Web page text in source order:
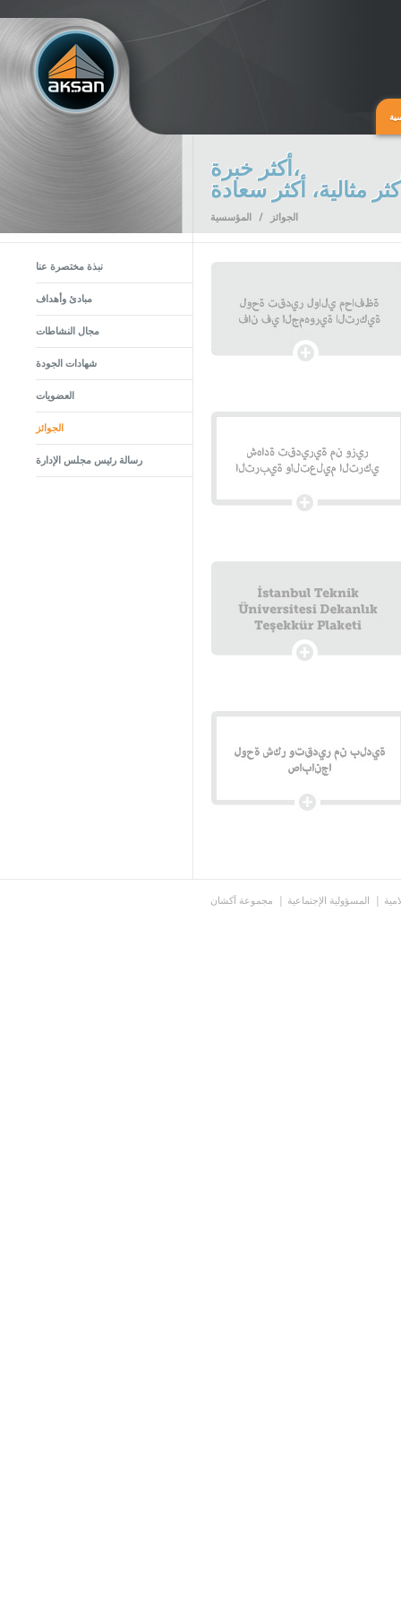
نبذة مختصرة عنا
مبادئ وأهداف
مجال النشاطات
شهادات الجودة
العضويات
الجوائز
رسالة رئيس مجلس الإدارة
أكثر خبرة،
مثالية، أكثر سعادة
المؤسسية / الجوائز
مجموعة آكشان المسؤولية الإجتماعية